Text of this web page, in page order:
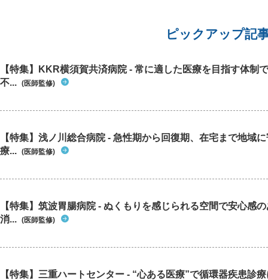
ピックアップ記
【特集】KKR横須賀共済病院 - 常に適した医療を目指す体制
不... (医師監修)
【特集】浅ノ川総合病院 - 急性期から回復期、在宅まで地域
療... (医師監修)
【特集】筑波胃腸病院 - ぬくもりを感じられる空間で安心感
消... (医師監修)
【特集】三重ハートセンター - “心ある医療”で循環器疾患診